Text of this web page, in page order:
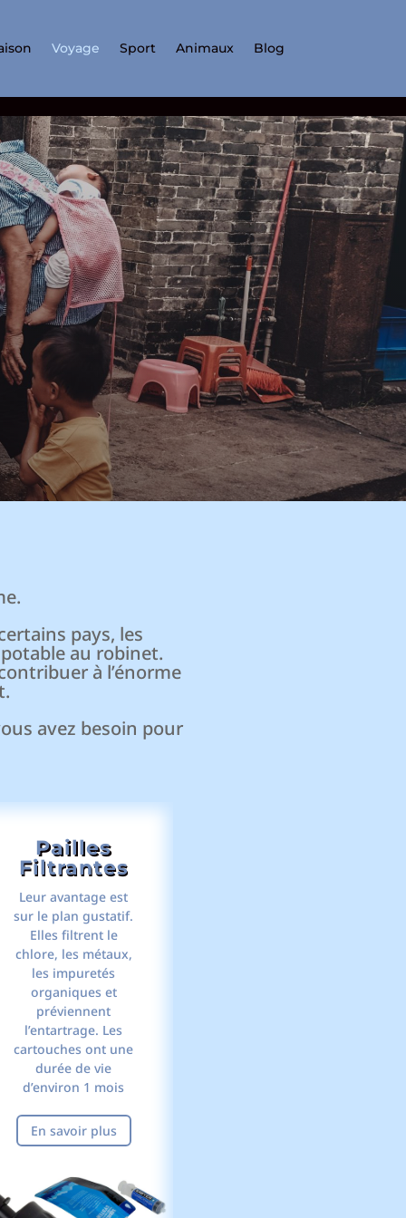
Voyage Sport Animaux Blog
pays, les
potable au robinet.
à l’énorme
avez besoin pour
Pailles
Filtrantes
Leur avantage est
sur le plan gustatif.
Elles filtrent le
chlore, les métaux,
les impuretés
organiques et
préviennent
l’entartrage. Les
cartouches ont une
durée de vie
d’environ 1 mois
En savoir plus